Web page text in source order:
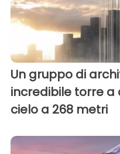
Un gruppo di
incredibile torre
cielo a 268 metri